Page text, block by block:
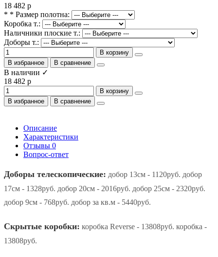
18 482 р
* * Размер полотна:
Коробка т.:
Наличники плоские т.:
Доборы т.:
В корзину
В избранное
В сравнение
В наличии ✓
18 482 р
В корзину
В избранное
В сравнение
Описание
Характеристики
Отзывы 0
Вопрос-ответ
Доборы телескопические: добор 13см - 1120руб. добор
17см - 1328руб. добор 20см - 2016руб. добор 25см - 2320руб.
добор 9см - 768руб. добор за кв.м - 5440руб.
Скрытые коробки: коробка Reverse - 13808руб. коробка -
13808руб.